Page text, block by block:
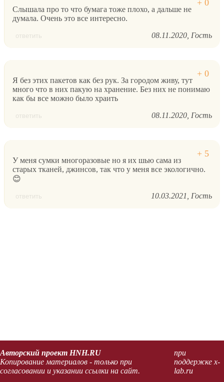
Слышала про то что бумага тоже плохо, а дальше не
думала. Очень это все интересно.
ответить 08.11.2020 Гость
Я без этих пакетов как без рук. За городом живу, тут
много что в них пакую на хранение. Без них не понимаю
как бы все можно было храить
ответить 08.11.2020 Гость
У меня сумки многоразовые но я их шью сама из
старых тканей, джинсов, так что у меня все экологично.
😊
ответить 10.03.2021 Гость
Авторский проект HNH.RU
Копирование материалов - только при
согласовании и указании ссылки на сайт.
при
поддержке x-
lab.ru